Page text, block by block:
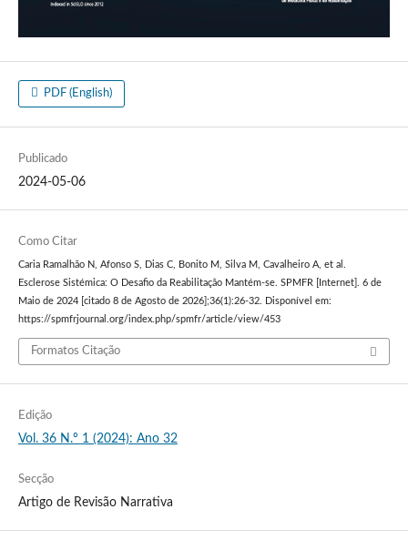
PDF (English)
Publicado
2024-05-06
Como Citar
Caria Ramalhão N, Afonso S, Dias C, Bonito M, Silva M, Cavalheiro A, et al.
Esclerose Sistémica: O Desafio da Reabilitação Mantém-se. SPMFR [Internet]. 6 de
Maio de 2024 [citado 8 de Agosto de 2026];36(1):26-32. Disponível em:
https://spmfrjournal.org/index.php/spmfr/article/view/453
Formatos Citação
Edição
Vol. 36 N.º 1 (2024): Ano 32
Secção
Artigo de Revisão Narrativa